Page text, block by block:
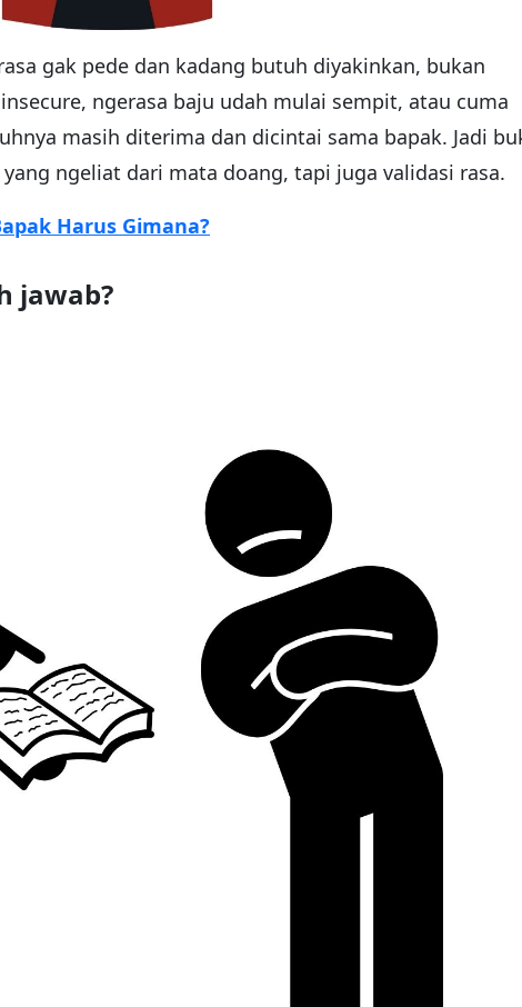
gak pede dan kadang butuh diyakinkan, bukan
ngerasa baju udah mulai sempit, atau cuma
masih diterima dan dicintai sama bapak. Jadi
ngeliat dari mata doang, tapi juga validasi rasa.
Harus Gimana?
jawab?